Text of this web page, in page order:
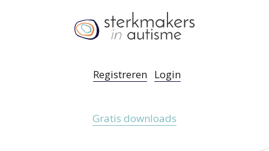
Registreren Login
Gratis downloads